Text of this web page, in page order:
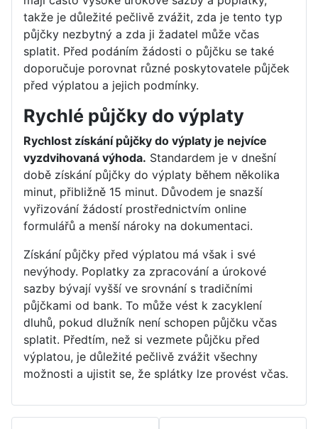
takže je důležité pečlivě zvážit, zda je tento typ
půjčky nezbytný a zda ji žadatel může včas
splatit. Před podáním žádosti o půjčku se také
doporučuje porovnat různé poskytovatele půjček
před výplatou a jejich podmínky.
Rychlé půjčky do výplaty
Rychlost získání půjčky do výplaty je nejvíce
vyzdvihovaná výhoda. Standardem je v dnešní
době získání půjčky do výplaty během několika
minut, přibližně 15 minut. Důvodem je snazší
vyřizování žádostí prostřednictvím online
formulářů a menší nároky na dokumentaci.
Získání půjčky před výplatou má však i své
nevýhody. Poplatky za zpracování a úrokové
sazby bývají vyšší ve srovnání s tradičními
půjčkami od bank. To může vést k zacyklení
dluhů, pokud dlužník není schopen půjčku včas
splatit. Předtím, než si vezmete půjčku před
výplatou, je důležité pečlivě zvážit všechny
možnosti a ujistit se, že splátky lze provést včas.